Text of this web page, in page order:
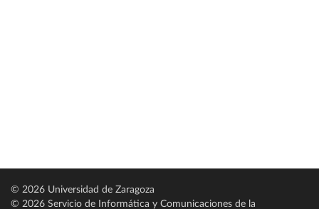
© 2026 Universidad de Zaragoza
© 2026 Servicio de Informática y Comunicaciones de la